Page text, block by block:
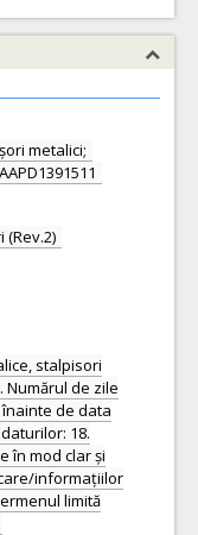
metalici;
(Rev.2)
stalpisori
Numărul de zile
de data
18.
în mod clar și
informațiilor
limită